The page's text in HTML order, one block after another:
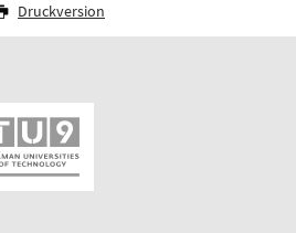
Druckversion